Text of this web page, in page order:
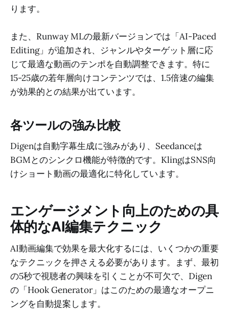
ります。
また、Runway MLの最新バージョンでは「AI-Paced
Editing」が追加され、ジャンルやターゲット層に応
じて最適な動画のテンポを自動調整できます。特に
15-25歳の若年層向けコンテンツでは、1.5倍速の編集
が効果的との結果が出ています。
各ツールの強み比較
Digenは自動字幕生成に強みがあり、Seedanceは
BGMとのシンクロ機能が特徴的です。KlingはSNS向
けショート動画の最適化に特化しています。
エンゲージメント向上のための具
体的なAI編集テクニック
AI動画編集で効果を最大化するには、いくつかの重要
なテクニックを押さえる必要があります。まず、最初
の5秒で視聴者の興味を引くことが不可欠で、Digen
の「Hook Generator」はこのための最適なオープニ
ングを自動提案します。